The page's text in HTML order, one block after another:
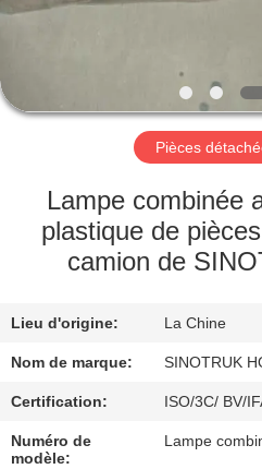
PRODUITS
À
PROPOS
NOUS
VISITE
L'USINE
CONTRÔLE
DE
Pièces
Lampe combinée
plastique de
camion de
Lieu d'origine: La Chine
Nom de marque: SINOTRUK
Certification: ISO/3C/ BV/
Numéro de
modèle:
Lampe